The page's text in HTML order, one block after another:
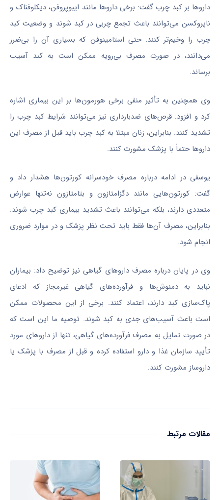
داروها بر کبد چرب گفت: برخی داروها مانند ایبوپروفن، دیکلوفناک و
ناپروکسن می‌توانند باعث تجمع چربی در کبد شوند و وضعیت کبد
چرب را وخیم‌تر کنند. حتی استامینوفن که بسیاری آن را بی‌ضرر
می‌دانند، در صورت مصرف بی‌رویه ممکن است به کبد آسیب
برساند.
وی همچنین به تأثیر منفی برخی هورمون‌ها بر این بیماری اشاره
کرد و افزود: قرص‌های ضدبارداری نیز می‌توانند شرایط کبد چرب را
تشدید کنند. بنابراین، زنان مبتلا به کبد چرب باید قبل از مصرف این
داروها حتماً با پزشک مشورت کنند.
یوسفی در ادامه درباره مصرف خودسرانه کورتون‌ها هشدار داد و
گفت: کورتون‌هایی مانند دگزامتازون و بتامتازون نه‌تنها عوارض
متعددی دارند، بلکه می‌توانند باعث تشدید بیماری کبد چرب شوند.
بنابراین، مصرف آن‌ها فقط باید تحت نظر پزشک و در موارد ضروری
انجام شود.
وی در پایان درباره مصرف داروهای گیاهی نیز توضیح داد: بیماران
نباید به دمنوش‌ها و فرآورده‌های گیاهی غیرمجاز که ادعای
پاک‌سازی کبد دارند، اعتماد کنند. برخی از این محصولات ممکن
است باعث آسیب‌های جدی به کبد شوند. توصیه ما این است که
در صورت تمایل به مصرف فرآورده‌های گیاهی، تنها از داروهای مورد
تأیید سازمان غذا و دارو استفاده کرده و قبل از مصرف با پزشک یا
داروساز مشورت کنند.
مقالات مرتبط